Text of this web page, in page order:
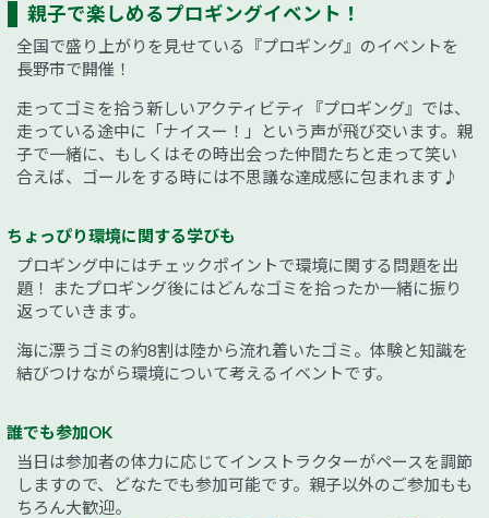
親子で楽しめるプロギングイベント！
全国で盛り上がりを見せている『プロギング』のイベントを
長野市で開催！
走ってゴミを拾う新しいアクティビティ『プロギング』では、
走っている途中に「ナイスー！」という声が飛び交います。親
子で一緒に、もしくはその時出会った仲間たちと走って笑い
合えば、ゴールをする時には不思議な達成感に包まれます♪
ちょっぴり環境に関する学びも
プロギング中にはチェックポイントで環境に関する問題を出
題！ またプロギング後にはどんなゴミを拾ったか一緒に振り
返っていきます。
海に漂うゴミの約8割は陸から流れ着いたゴミ。体験と知識を
結びつけながら環境について考えるイベントです。
誰でも参加OK
当日は参加者の体力に応じてインストラクターがペースを調節
しますので、どなたでも参加可能です。親子以外のご参加もも
ちろん大歓迎。